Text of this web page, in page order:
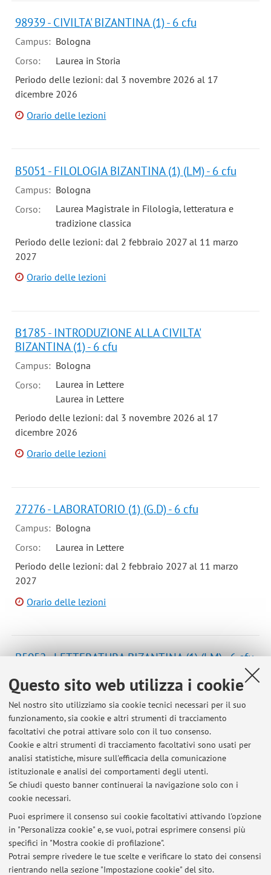
Questo sito web utilizza i cookie
Nel nostro sito utilizziamo sia cookie tecnici necessari per il suo
funzionamento, sia cookie e altri strumenti di tracciamento
facoltativi che potrai attivare solo con il tuo consenso.
Cookie e altri strumenti di tracciamento facoltativi sono usati per
analisi statistiche, misure sull'efficacia della comunicazione
istituzionale e analisi dei comportamenti degli utenti.
Se chiudi questo banner continuerai la navigazione solo con i
cookie necessari.
Puoi esprimere il consenso sui cookie facoltativi attivando l'opzione
in "Personalizza cookie" e, se vuoi, potrai esprimere consensi più
specifici in "Mostra cookie di profilazione".
Potrai sempre rivedere le tue scelte e verificare lo stato dei consensi
rientrando nella sezione "Impostazione cookie" del sito.
98939 - CIVILTA' BIZANTINA (1) - 6 cfu
Campus: Bologna
Corso:
Laurea in Storia
Periodo delle lezioni: dal 3 novembre 2026 al 17
dicembre 2026
Orario delle lezioni
B5051 - FILOLOGIA BIZANTINA (1) (LM) - 6 cfu
Campus: Bologna
Corso:
Laurea Magistrale in Filologia, letteratura e
tradizione classica
Periodo delle lezioni: dal 2 febbraio 2027 al 11 marzo
2027
Orario delle lezioni
B1785 - INTRODUZIONE ALLA CIVILTA'
BIZANTINA (1) - 6 cfu
Campus: Bologna
Corso:
Laurea in Lettere
Laurea in Lettere
Periodo delle lezioni: dal 3 novembre 2026 al 17
dicembre 2026
Orario delle lezioni
27276 - LABORATORIO (1) (G.D) - 6 cfu
Campus: Bologna
Corso:
Laurea in Lettere
Periodo delle lezioni: dal 2 febbraio 2027 al 11 marzo
2027
Orario delle lezioni
B5052 - LETTERATURA BIZANTINA (1) (LM) - 6 cfu
Campus:
Bologna
Corso:
Laurea Magistrale in Filologia, letteratura e
tradizione classica
Periodo delle lezioni: dal 31 marzo 2027 al 11 maggio
2027
Orario delle lezioni
Ultimi avvisi
Al momento non sono presenti avvisi.